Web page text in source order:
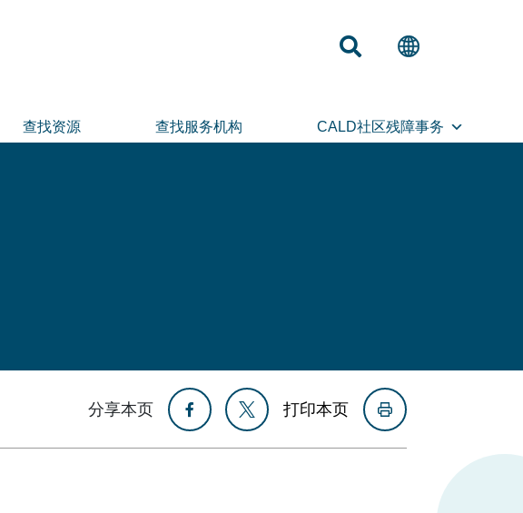
查找资源 查找服务机构 CALD社区残障事务
分享本页 打印本页